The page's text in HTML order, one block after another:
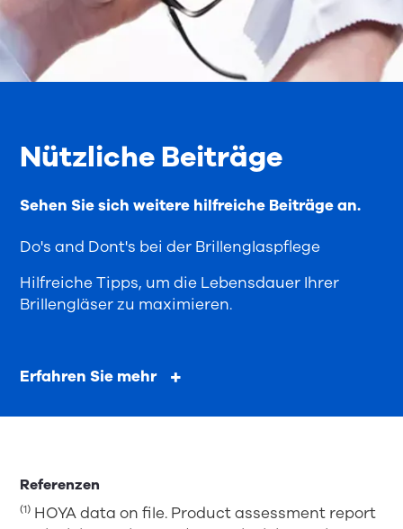
Nützliche Beiträge
Sehen Sie sich weitere hilfreiche Beiträge an.
Do's and Dont's bei der Brillenglaspflege
Hilfreiche Tipps, um die Lebensdauer Ihrer
Brillengläser zu maximieren.
Erfahren Sie mehr
Referenzen
(1) HOYA data on file. Product assessment report